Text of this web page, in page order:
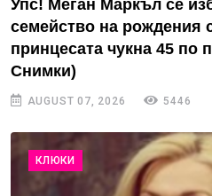
Упс! Меган Маркъл се
семейство на рождения
принцесата чукна 45 по
Снимки)
AUGUST 07, 2026 5446
КЛЮКИ